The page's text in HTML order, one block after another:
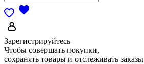
Зарегистрируйтесь
Чтобы совершать покупки,
сохранять товары и отслеживать заказы